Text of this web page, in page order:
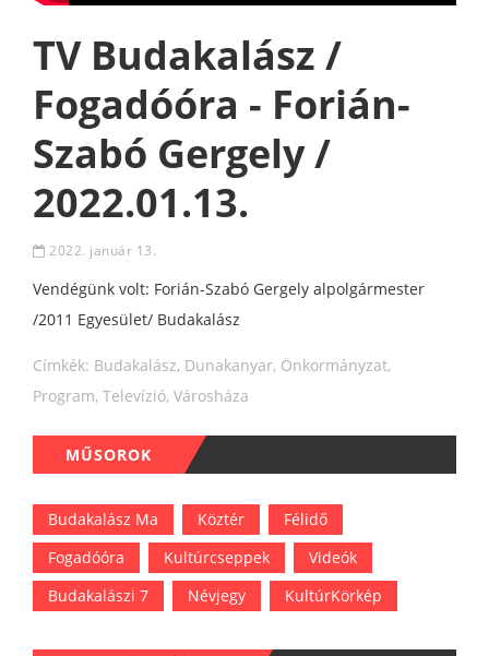
TV Budakalász /
Fogadóóra - Forián-
Szabó Gergely /
2022.01.13.
2022. január 13.
Vendégünk volt: Forián-Szabó Gergely alpolgármester
/2011 Egyesület/ Budakalász
Címkék: Budakalász, Dunakanyar, Önkormányzat,
Program, Televízió, Városháza
MŰSOROK
Budakalász Ma Köztér
Félidő
Fogadóóra
Kultúrcseppek
Videók
Budakalászi 7
Névjegy KultúrKörkép